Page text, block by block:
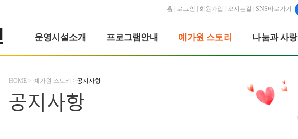
홈 로그인 회원가입 오시는길 | SNS바로가기
운영시설소개 프로그램안내 예가원 스토리 나눔과 사랑
HOME > 예가원 스토리 >공지사항
공지사항